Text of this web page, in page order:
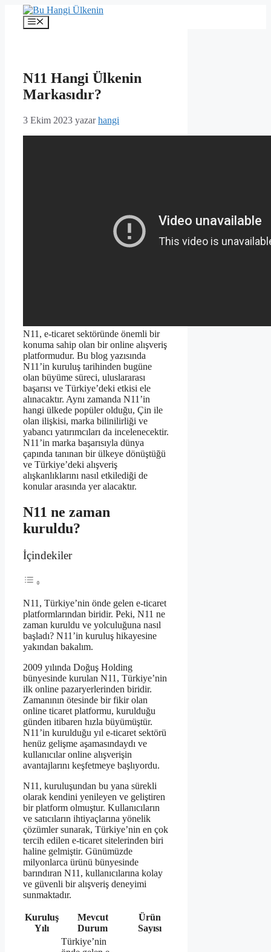
İçeriğe
Menü
N11 Hangi Ülkenin
Markasıdır?
3 Ekim 2023 yazarhangi
N11, e-ticaret sektöründe önemli bir
konuma sahip olan bir online alışveriş
platformudur. Bu blog yazısında
N11’in kuruluş tarihinden bugüne
olan büyüme süreci, uluslararası
başarısı ve Türkiye’deki etkisi ele
alınacaktır. Aynı zamanda N11’in
hangi ülkede popüler olduğu, Çin ile
olan ilişkisi, marka bilinilirliği ve
yabancı yatırımcıları da incelenecektir.
N11’in marka başarısıyla dünya
çapında tanınan bir ülkeye dönüştüğü
ve Türkiye’deki alışveriş
alışkanlıklarını nasıl etkilediği de
konular arasında yer alacaktır.
N11 ne zaman
kuruldu?
İçindekiler
N11, Türkiye’nin önde gelen e-ticaret
platformlarından biridir. Peki, N11 ne
zaman kuruldu ve yolculuğuna nasıl
başladı? N11’in kuruluş hikayesine
yakından bakalım.
2009 yılında Doğuş Holding
bünyesinde kurulan N11, Türkiye’nin
ilk online pazaryerlerinden biridir.
Zamanının ötesinde bir fikir olan
online ticaret platformu, kurulduğu
günden itibaren hızla büyümüştür.
N11’in kurulduğu yıl e-ticaret sektörü
henüz gelişme aşamasındaydı ve
kullanıcılar online alışverişin
avantajlarını keşfetmeye başlıyordu.
N11, kuruluşundan bu yana sürekli
olarak kendini yenileyen ve geliştiren
bir platform olmuştur. Kullanıcıların
ve satıcıların ihtiyaçlarına yönelik
çözümler sunarak, Türkiye’nin en çok
tercih edilen e-ticaret sitelerinden biri
haline gelmiştir. Günümüzde
milyonlarca ürünü bünyesinde
barındıran N11, kullanıcılarına kolay
ve güvenli bir alışveriş deneyimi
sunmaktadır.
Kuruluş
Yılı
Mevcut
Durum
Ürün
Sayısı
Türkiye’nin